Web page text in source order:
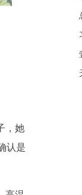
，她
认是